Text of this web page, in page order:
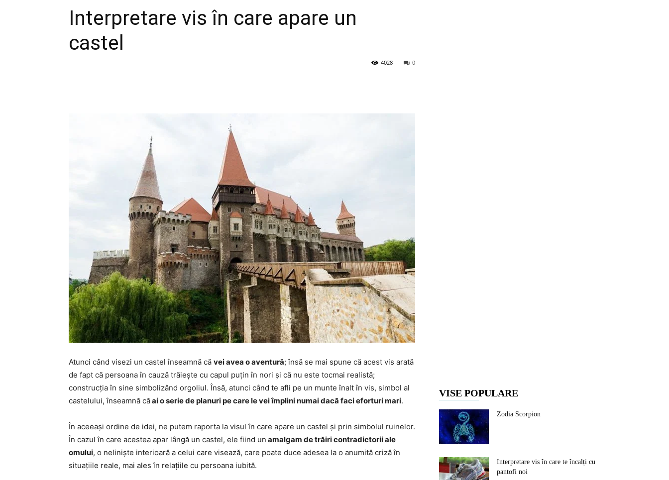
Interpretare vis în care apare un
castel
0
4028
Atunci când visezi un castel înseamnă că vei avea o aventură; însă se mai spune că acest vis arată
de fapt că persoana în cauză trăiește cu capul puțin în nori și că nu este tocmai realistă;
construcția în sine simbolizând orgoliul. Însă, atunci când te afli pe un munte înalt în vis, simbol al
castelului, înseamnă căai o serie de planuri pe care le vei împlini numai dacă faci eforturi mari.
În aceeași ordine de idei, ne putem raporta la visul în care apare un castel și prin simbolul ruinelor.
În cazul în care acestea apar lângă un castel, ele fiind un amalgam de trăiri contradictorii ale
omului, o neliniște interioară a celui care visează, care poate duce adesea la o anumită criză în
situațiile reale, mai ales în relațiile cu persoana iubită.
VISE POPULARE
Zodia Scorpion
Interpretare vis în care te încalți cu
pantofi noi